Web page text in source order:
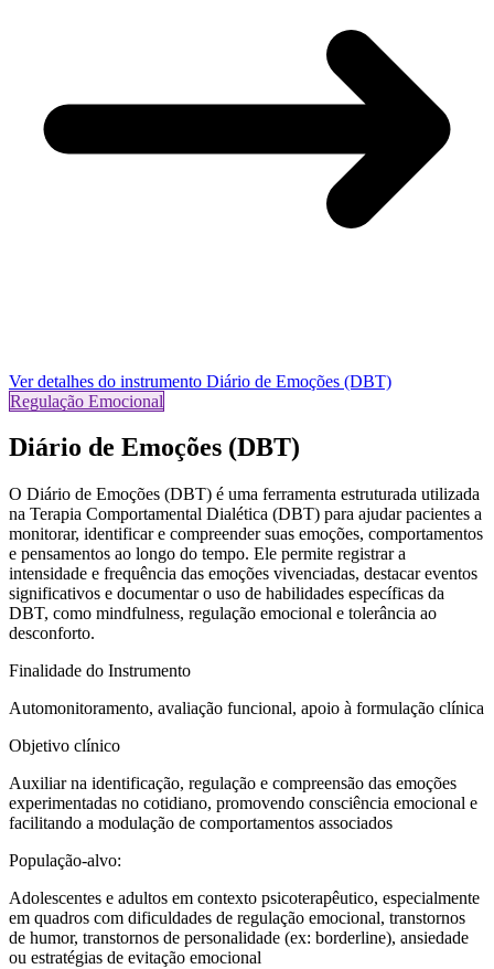
Ver detalhes do instrumento Diário de Emoções (DBT)
Regulação Emocional
Diário de Emoções (DBT)
O Diário de Emoções (DBT) é uma ferramenta estruturada utilizada
na Terapia Comportamental Dialética (DBT) para ajudar pacientes a
monitorar, identificar e compreender suas emoções, comportamentos
e pensamentos ao longo do tempo. Ele permite registrar a
intensidade e frequência das emoções vivenciadas, destacar eventos
significativos e documentar o uso de habilidades específicas da
DBT, como mindfulness, regulação emocional e tolerância ao
desconforto.
Finalidade do Instrumento
Automonitoramento, avaliação funcional, apoio à formulação clínica
Objetivo clínico
Auxiliar na identificação, regulação e compreensão das emoções
experimentadas no cotidiano, promovendo consciência emocional e
facilitando a modulação de comportamentos associados
População-alvo:
Adolescentes e adultos em contexto psicoterapêutico, especialmente
em quadros com dificuldades de regulação emocional, transtornos
de humor, transtornos de personalidade (ex: borderline), ansiedade
ou estratégias de evitação emocional